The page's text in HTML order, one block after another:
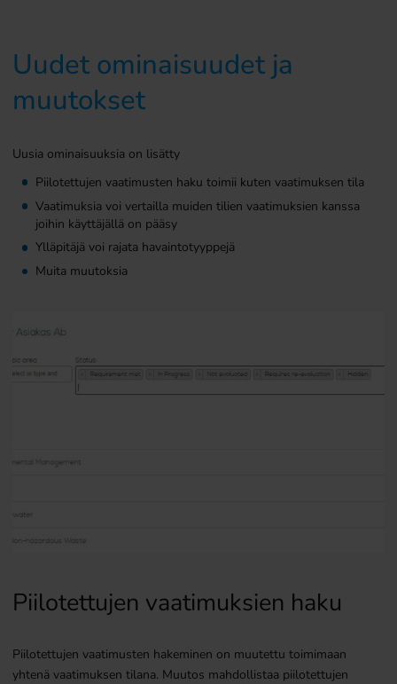
Uudet ominaisuudet ja
muutokset
Uusia ominaisuuksia on lisätty
Piilotettujen vaatimusten haku toimii kuten vaatimuksen tila
Vaatimuksia voi vertailla muiden tilien vaatimuksien kanssa
joihin käyttäjällä on pääsy
Ylläpitäjä voi rajata havaintotyyppejä
Muita muutoksia
Piilotettujen vaatimuksien haku
Piilotettujen vaatimusten hakeminen on muutettu toimimaan
yhtenä vaatimuksen tilana. Muutos mahdollistaa piilotettujen